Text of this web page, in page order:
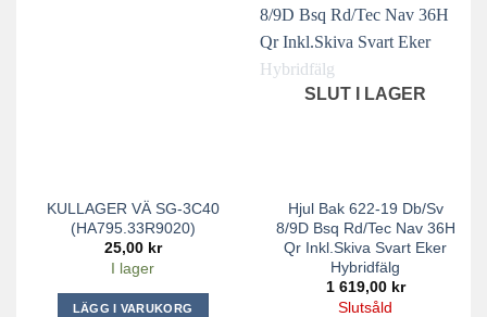
KULLAGER VÄ SG-3C40
(HA795.33R9020)
25,00 kr
I lager
LÄGG I VARUKORG
SLUT I LAGER
Hjul Bak 622-19 Db/Sv
8/9D Bsq Rd/Tec Nav 36H
Qr Inkl.Skiva Svart Eker
Hybridfälg
1 619,00 kr
Slutsåld